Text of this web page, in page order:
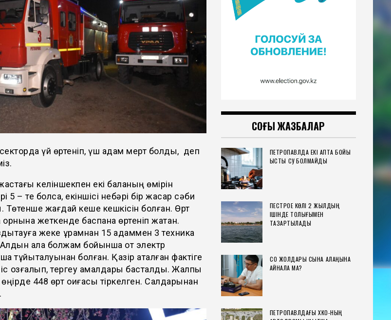
үй өртеніп, үш адам мерт болды, деп
келіншекпен екі баланың өмірін
5 – те болса, екіншісі небәрі бір жасар сәби
Төтенше жағдай кеше кешкісін болған. Өрт
орнына жеткенде баспана өртеніп жатқан.
жеке құрамнан 15 адаммен 3 техника
ала болжам бойынша от электр
тұйықталуынан болған. Қазір аталған фактіге
іс қозғалып, тергеу амалдары басталды. Жалпы
448 өрт оқиғасы тіркелген. Салдарынан
СОҢҒЫ ЖАЗБАЛАР
ПЕТРОПАВЛДА ЕКІ АПТА БОЙЫ
ЫСТЫҚ СУ БОЛМАЙДЫ
ПЕСТРОЕ КӨЛІ 2 ЖЫЛДЫҢ
ІШІНДЕ ТОЛЫҒЫМЕН
ТАЗАРТЫЛАДЫ
СҚО ЖОЛДАРЫ СЫНАҚ АЛАҢЫНА
АЙНАЛА МА?
ПЕТРОПАВЛДАҒЫ ХҚКО-НЫҢ